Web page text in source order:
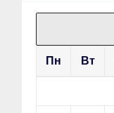
Пн Вт